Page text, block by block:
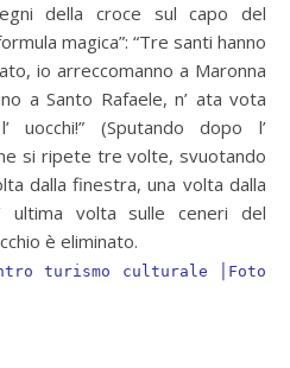
della croce sul capo del
magica”: “Tre santi hanno
io arreccomanno a Maronna
a Santo Rafaele, n’ ata vota
(Sputando dopo l’
si ripete tre volte, svuotando
dalla finestra, una volta dalla
volta sulle ceneri del
è eliminato.
turismo culturale │Foto